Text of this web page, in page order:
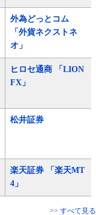
外為どっとコム
「外貨ネクストネ
オ」
ヒロセ通商 「LION
FX」
松井証券
楽天証券 「楽天MT
4」
>> すべて見る